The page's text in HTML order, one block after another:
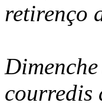
retirenço
courredis